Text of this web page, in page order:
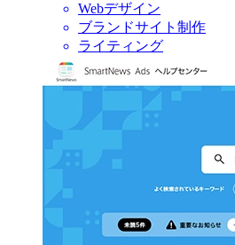
Webデザイン
ブランドサイト制作
ライティング